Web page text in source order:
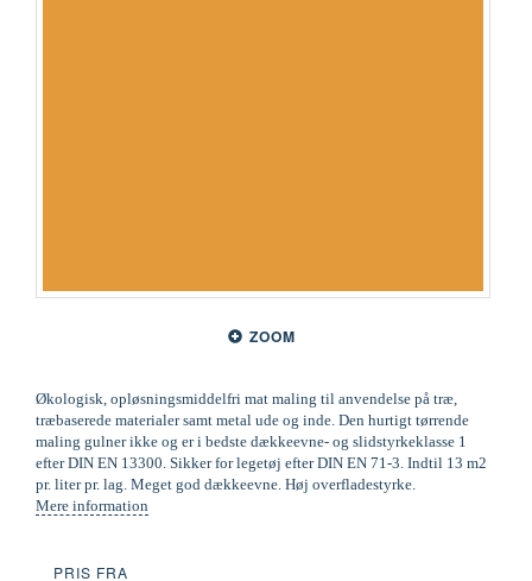
ZOOM
Økologisk, opløsningsmiddelfri mat maling til anvendelse på træ,
træbaserede materialer samt metal ude og inde. Den hurtigt tørrende
maling gulner ikke og er i bedste dækkeevne- og slidstyrkeklasse 1
efter DIN EN 13300. Sikker for legetøj efter DIN EN 71-3. Indtil 13 m2
pr. liter pr. lag. Meget god dækkeevne. Høj overfladestyrke.
Mere information
PRIS FRA